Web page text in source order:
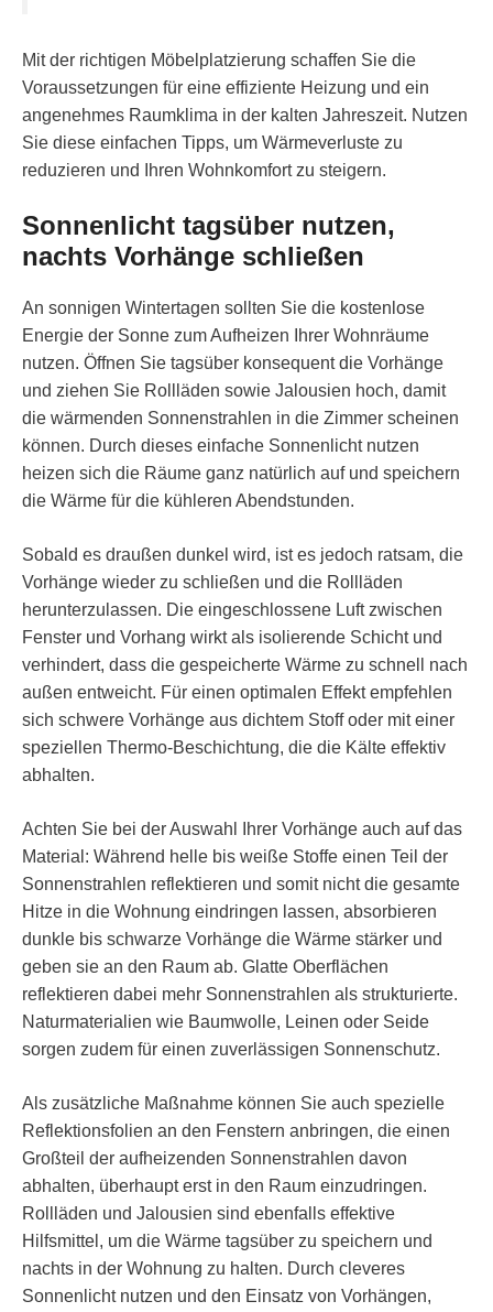
Mit der richtigen Möbelplatzierung schaffen Sie die
Voraussetzungen für eine effiziente Heizung und ein
angenehmes Raumklima in der kalten Jahreszeit. Nutzen
Sie diese einfachen Tipps, um Wärmeverluste zu
reduzieren und Ihren Wohnkomfort zu steigern.
Sonnenlicht tagsüber nutzen,
nachts Vorhänge schließen
An sonnigen Wintertagen sollten Sie die kostenlose
Energie der Sonne zum Aufheizen Ihrer Wohnräume
nutzen. Öffnen Sie tagsüber konsequent die Vorhänge
und ziehen Sie Rollläden sowie Jalousien hoch, damit
die wärmenden Sonnenstrahlen in die Zimmer scheinen
können. Durch dieses einfache Sonnenlicht nutzen
heizen sich die Räume ganz natürlich auf und speichern
die Wärme für die kühleren Abendstunden.
Sobald es draußen dunkel wird, ist es jedoch ratsam, die
Vorhänge wieder zu schließen und die Rollläden
herunterzulassen. Die eingeschlossene Luft zwischen
Fenster und Vorhang wirkt als isolierende Schicht und
verhindert, dass die gespeicherte Wärme zu schnell nach
außen entweicht. Für einen optimalen Effekt empfehlen
sich schwere Vorhänge aus dichtem Stoff oder mit einer
speziellen Thermo-Beschichtung, die die Kälte effektiv
abhalten.
Achten Sie bei der Auswahl Ihrer Vorhänge auch auf das
Material: Während helle bis weiße Stoffe einen Teil der
Sonnenstrahlen reflektieren und somit nicht die gesamte
Hitze in die Wohnung eindringen lassen, absorbieren
dunkle bis schwarze Vorhänge die Wärme stärker und
geben sie an den Raum ab. Glatte Oberflächen
reflektieren dabei mehr Sonnenstrahlen als strukturierte.
Naturmaterialien wie Baumwolle, Leinen oder Seide
sorgen zudem für einen zuverlässigen Sonnenschutz.
Als zusätzliche Maßnahme können Sie auch spezielle
Reflektionsfolien an den Fenstern anbringen, die einen
Großteil der aufheizenden Sonnenstrahlen davon
abhalten, überhaupt erst in den Raum einzudringen.
Rollläden und Jalousien sind ebenfalls effektive
Hilfsmittel, um die Wärme tagsüber zu speichern und
nachts in der Wohnung zu halten. Durch cleveres
Sonnenlicht nutzen und den Einsatz von Vorhängen,